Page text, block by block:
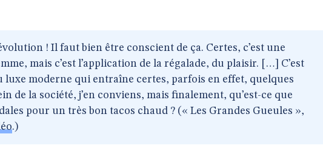
! Il faut bien être conscient de ça. Certes, c’est une
mais c’est l’application de la régalade, du plaisir. […] C’est
luxe moderne qui entraîne certes, parfois en effet, quelques
de la société, j’en conviens, mais finalement, qu’est-ce que
pour un très bon tacos chaud ? (« Les Grandes Gueules »,
.)